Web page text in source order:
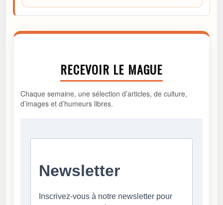
RECEVOIR LE MAGUE
Chaque semaine, une sélection d’articles, de culture,
d’images et d’humeurs libres.